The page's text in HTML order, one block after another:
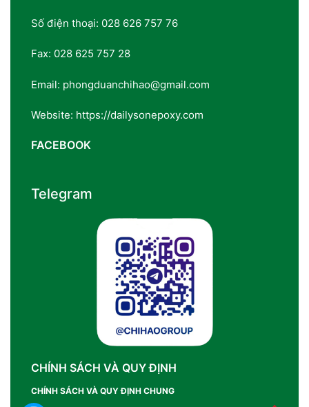
Số điện thoại: 028 626 757 76
Fax: 028 625 757 28
Email: phongduanchihao@gmail.com
Website: https://dailysonepoxy.com
FACEBOOK
Telegram
CHÍNH SÁCH VÀ QUY ĐỊNH
CHÍNH SÁCH VÀ QUY ĐỊNH CHUNG